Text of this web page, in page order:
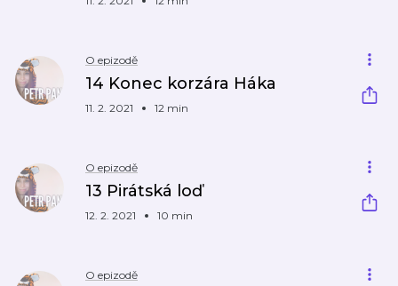
O epizodě
14 Konec korzára Háka
11. 2. 2021 12 min
O epizodě
13 Pirátská loď
12. 2. 2021 10 min
O epizodě